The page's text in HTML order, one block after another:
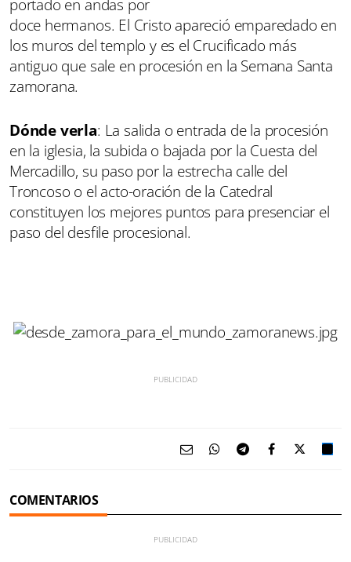
portado en andas por
doce hermanos. El Cristo apareció emparedado en
los muros del templo y es el Crucificado más
antiguo que sale en procesión en la Semana Santa
zamorana.
Dónde verla: La salida o entrada de la procesión
en la iglesia, la subida o bajada por la Cuesta del
Mercadillo, su paso por la estrecha calle del
Troncoso o el acto-oración de la Catedral
constituyen los mejores puntos para presenciar el
paso del desfile procesional.
COMENTARIOS